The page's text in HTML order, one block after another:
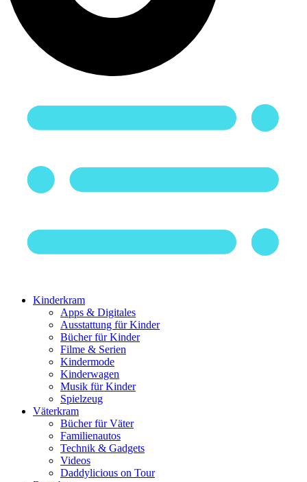
Kinderkram
Apps & Digitales
Ausstattung für Kinder
Bücher für Kinder
Filme & Serien
Kindermode
Kinderwagen
Musik für Kinder
Spielzeug
Väterkram
Bücher für Väter
Familienautos
Technik & Gadgets
Videos
Daddylicious on Tour